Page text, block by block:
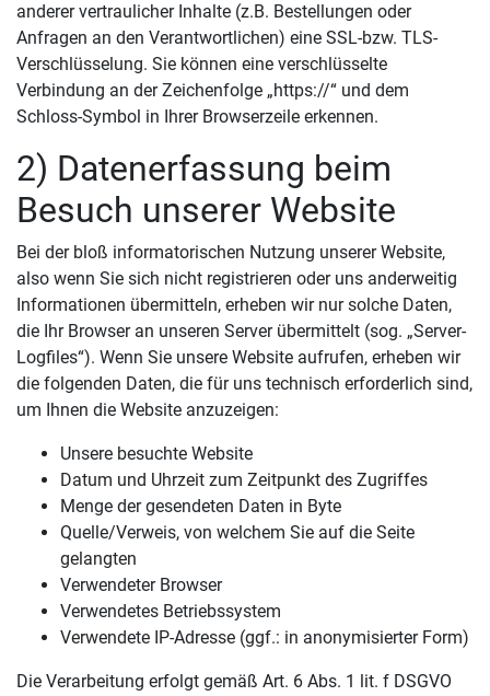
anderer vertraulicher Inhalte (z.B. Bestellungen oder
Anfragen an den Verantwortlichen) eine SSL-bzw. TLS-
Verschlüsselung. Sie können eine verschlüsselte
Verbindung an der Zeichenfolge „https://“ und dem
Schloss-Symbol in Ihrer Browserzeile erkennen.
2) Datenerfassung beim
Besuch unserer Website
Bei der bloß informatorischen Nutzung unserer Website,
also wenn Sie sich nicht registrieren oder uns anderweitig
Informationen übermitteln, erheben wir nur solche Daten,
die Ihr Browser an unseren Server übermittelt (sog. „Server-
Logfiles“). Wenn Sie unsere Website aufrufen, erheben wir
die folgenden Daten, die für uns technisch erforderlich sind,
um Ihnen die Website anzuzeigen:
Unsere besuchte Website
Datum und Uhrzeit zum Zeitpunkt des Zugriffes
Menge der gesendeten Daten in Byte
Quelle/Verweis, von welchem Sie auf die Seite
gelangten
Verwendeter Browser
Verwendetes Betriebssystem
Verwendete IP-Adresse (ggf.: in anonymisierter Form)
Die Verarbeitung erfolgt gemäß Art. 6 Abs. 1 lit. f DSGVO